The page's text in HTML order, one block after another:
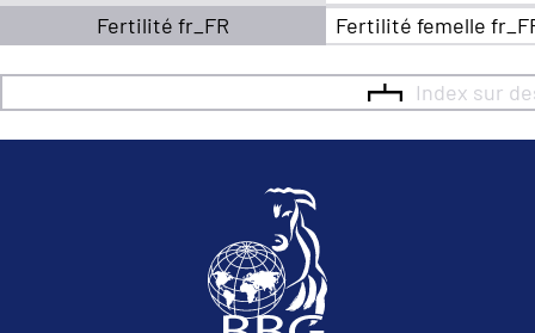
Fertilité fr_FR
Fertilité femelle
Index sur